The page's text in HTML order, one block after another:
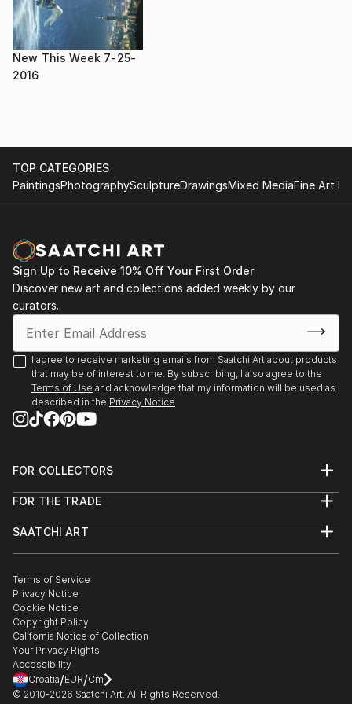
Hyperréalisme, style qui lui correspond mieux et qui
réclame une grande patience et un regard aiguisé !!! Il
aime peindre des thèmes simples pour en magnifier la
banalité.
2016 : Exposition pour la Ville de SENS. "Vrai illusion
ou fausse réalité"
2017 : La Madeleine- PARIS : "La nature Abstraite de
la Réalité"
New This Week 7-25-
2016
TOP CATEGORIES
PaintingsPhotographySculptureDrawingsMixed MediaFine Art
Sign Up to Receive 10% Off Your First Order
Discover new art and collections added weekly by our
curators.
I agree to receive marketing emails from Saatchi Art about products
that may be of interest to me. By subscribing, I also agree to the
Terms of Use and acknowledge that my information will be used as
described in the Privacy Notice
FOR COLLECTORS
Help Center
Commissions
Gift Card
FOR THE TRADE
Trade Program
Healthcare
Multi Family & Residential
Contact Art Consultant
SAATCHI ART
The Other Art Fair
Sell on Saatchi Art
Affiliate Program
Careers
Contact Support
Terms of Service
Privacy Notice
Cookie Notice
Copyright Policy
California Notice of Collection
Your Privacy Rights
Accessibility
Croatia/EUR/Cm
© 2010-2026 Saatchi Art. All Rights Reserved.